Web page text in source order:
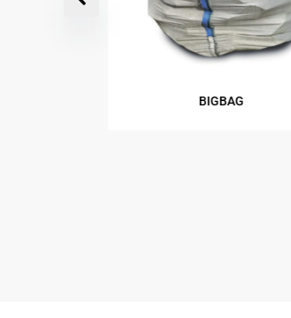
BIGBAG